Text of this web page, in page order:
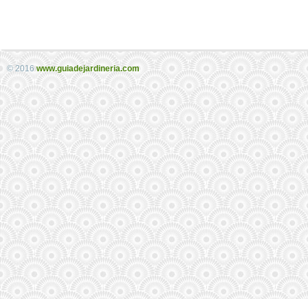
© 2016 www.guiadejardineria.com